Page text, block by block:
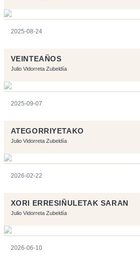
2025-08-24
VEINTEAÑOS
Julio Vidorreta Zubeldía
2025-09-07
ATEGORRIYETAKO
Julio Vidorreta Zubeldía
2026-02-22
XORI ERRESIÑULETAK SARAN
Julio Vidorreta Zubeldía
2026-06-10